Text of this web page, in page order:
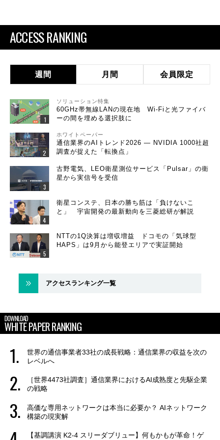
ACCESS RANKING
週間 月間 会員限定
ソリューション特集
60GHz帯無線LANの現在地 Wi-Fiと光ファイバ
ーの間を埋める選択肢に
ホワイトペーパー
通信業界のAIトレンド2026 ― NVIDIA 1000社超
調査が捉えた「転換点」
古野電気、LEO衛星測位サービス「Pulsar」の衛
星から実信号を受信
衛星コンステ、日本の勝ち筋は「負けないこ
と」 宇宙開発の最新動向を三菱総研が解説
NTTの1Q決算は増収増益 ドコモの「気球型
HAPS」は9月から能登エリアで実証開始
アクセスランキング一覧
DOWNLOAD
WHITE PAPER RANKING
世界の通信事業者33社の成長戦略：通信業界の収益を次の
レベルへ
［世界4473社調査］通信業界におけるAI成熟度と先駆企業
の戦略
高価な専用ネットワークは本当に必要か？ AIネットワーク
構築の現実解
【基調講演 K2-4 スリーダブリュー】何もかもが革命！ゲ